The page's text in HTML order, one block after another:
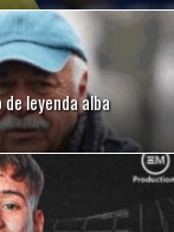
de leyenda alba